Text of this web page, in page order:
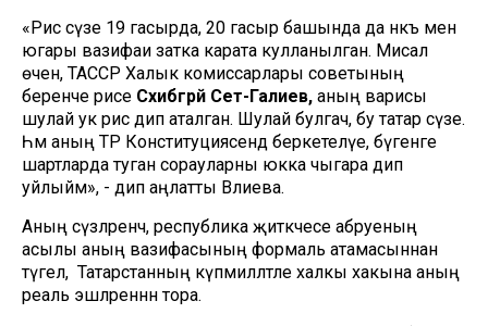
«Рәис сүзе 19 гасырда, 20 гасыр башында да нәкъ менә
югары вазифаи затка карата кулланылган. Мисал
өчен, ТАССР Халык комиссарлары советының
беренче рәисе Сәхибгәрәй Сәет-Галиев, аның варисы
шулай ук рәис дип аталган. Шулай булгач, бу татар сүзе.
Һәм аның ТР Конституциясендә беркетелүе, бүгенге
шартларда туган сорауларны юкка чыгара дип
уйлыйм», - дип аңлатты Вәлиева.
Аның сүзләренчә, республика җитәкчесе абруеның
асылы аның вазифасының формаль атамасыннан
түгел, ә Татарстанның күпмилләтле халкы хакына аның
реаль эшләреннән тора.